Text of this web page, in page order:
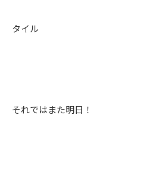
タイル
それではまた明日！